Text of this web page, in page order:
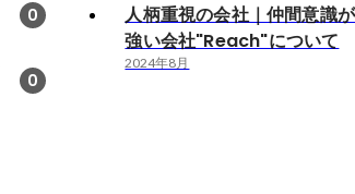
0
0
人柄重視の会社｜仲間意識が
強い会社"Reach"について
2024年8月